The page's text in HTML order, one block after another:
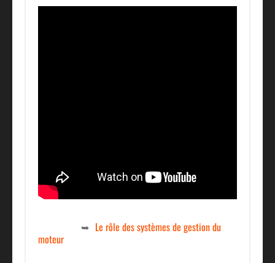
Le rôle des systèmes de gestion du
moteur